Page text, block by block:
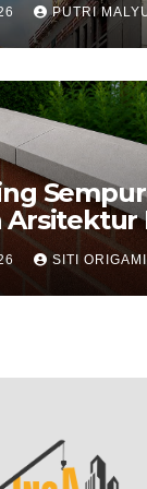
PUTRI
Arsitektur
SITI ORIGAMI